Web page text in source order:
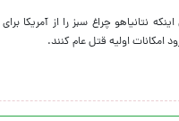
نتانیاهو چراغ سبز را از
امکانات اولیه قتل عام کنند.